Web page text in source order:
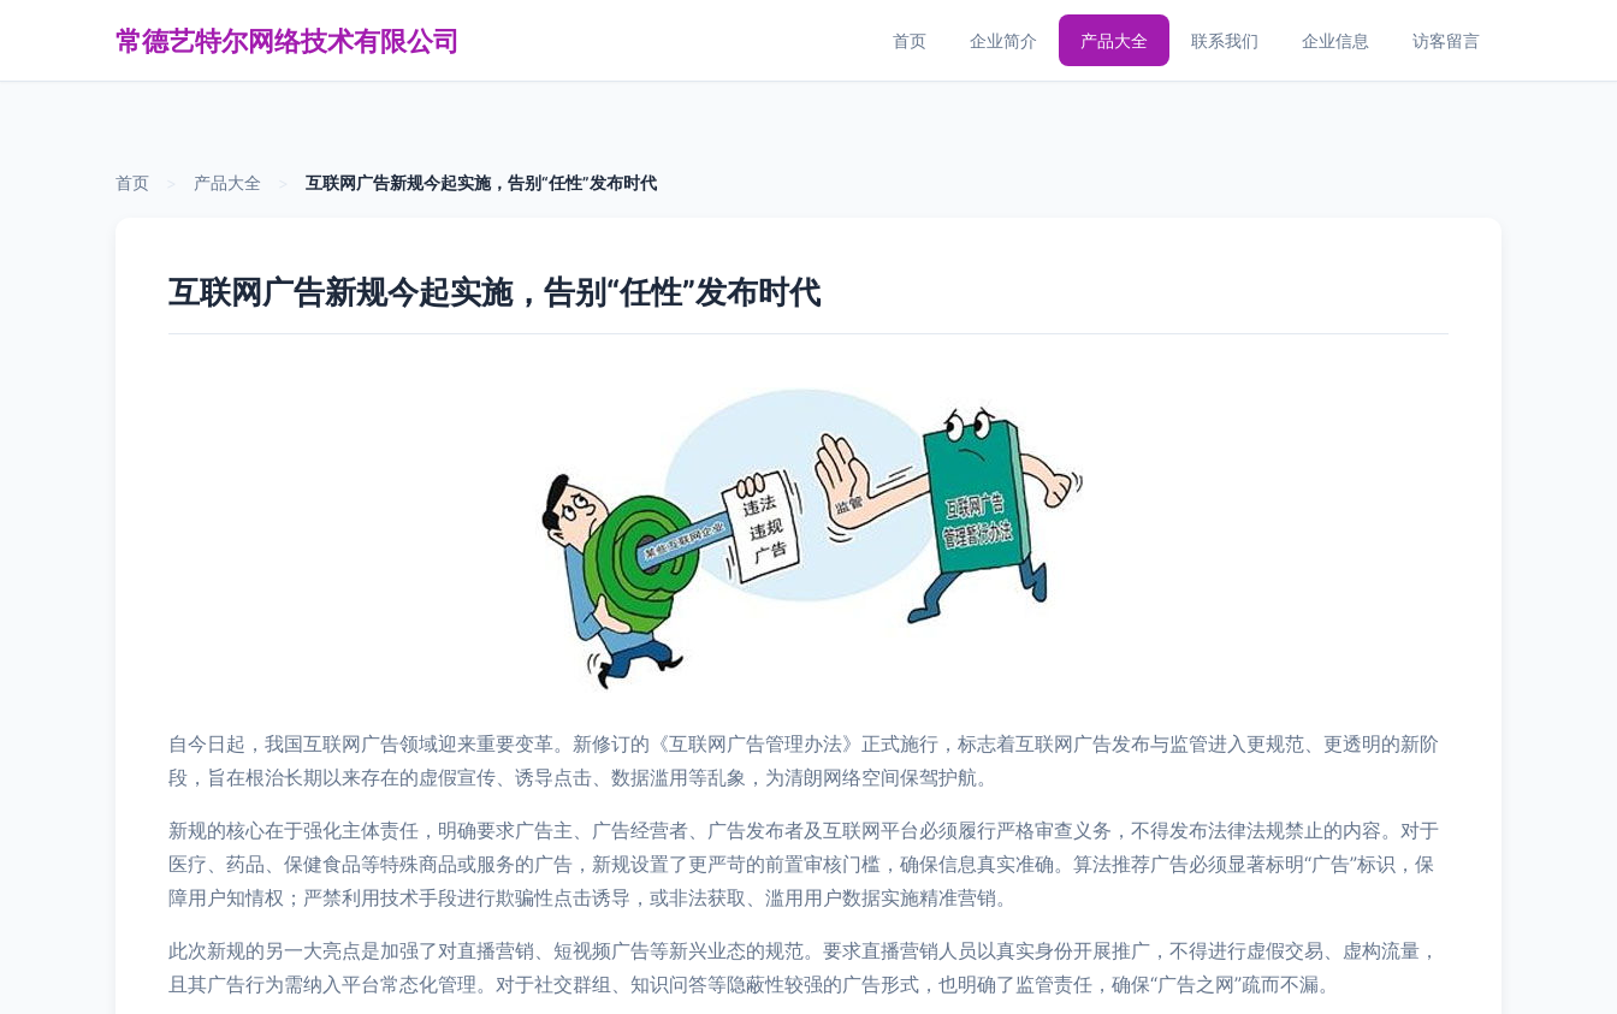
常德艺特尔网络技术有限公司 首页 企业简介 产品大全 联系我们 企业信息 访客留言
首页 产品大全 互联网广告新规今起实施，告别“任性”发布时代
互联网广告新规今起实施，告别“任性”发布时代
自今日起，我国互联网广告领域迎来重要变革。新修订的《互联网广告管理办法》正式施行，标志着互联网广告发布与监管进入更规范、更透明的新阶
段，旨在根治长期以来存在的虚假宣传、诱导点击、数据滥用等乱象，为清朗网络空间保驾护航。
新规的核心在于强化主体责任，明确要求广告主、广告经营者、广告发布者及互联网平台必须履行严格审查义务，不得发布法律法规禁止的内容。对于
医疗、药品、保健食品等特殊商品或服务的广告，新规设置了更严苛的前置审核门槛，确保信息真实准确。算法推荐广告必须显著标明“广告”标识，保
障用户知情权；严禁利用技术手段进行欺骗性点击诱导，或非法获取、滥用用户数据实施精准营销。
此次新规的另一大亮点是加强了对直播营销、短视频广告等新兴业态的规范。要求直播营销人员以真实身份开展推广，不得进行虚假交易、虚构流量，
且其广告行为需纳入平台常态化管理。对于社交群组、知识问答等隐蔽性较强的广告形式，也明确了监管责任，确保“广告之网”疏而不漏。